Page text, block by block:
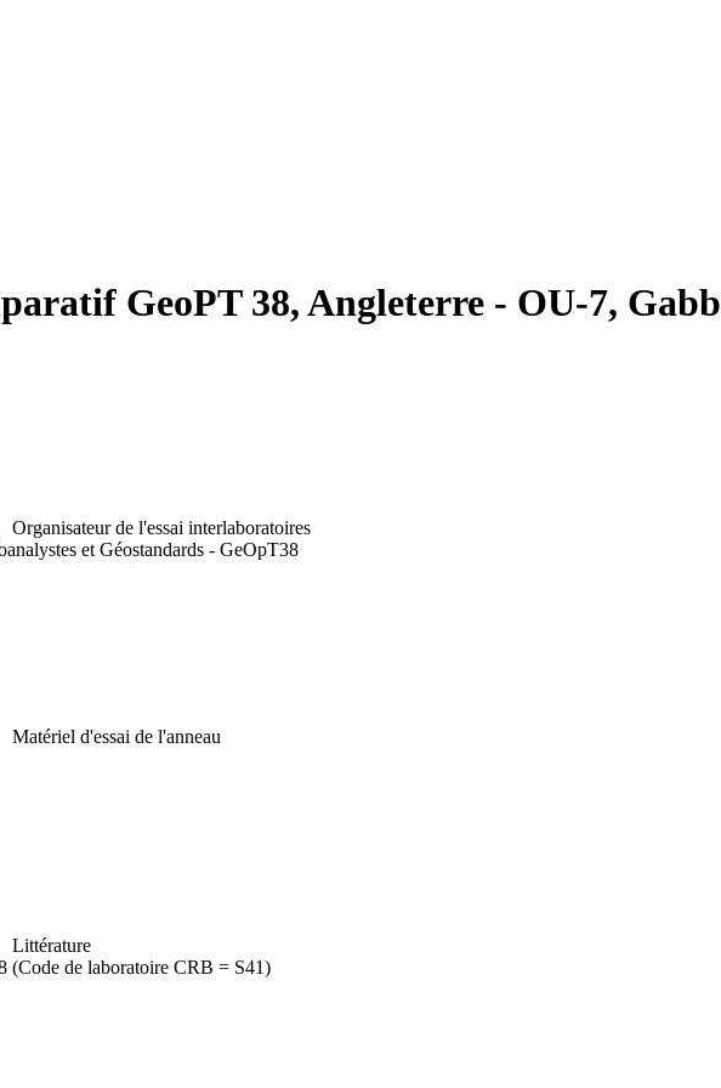
GeoPT 38, Angleterre - OU-7,
Organisateur de l'essai interlaboratoires
et Géostandards - GeOpT38
Matériel d'essai de l'anneau
Littérature
(Code de laboratoire CRB = S41)